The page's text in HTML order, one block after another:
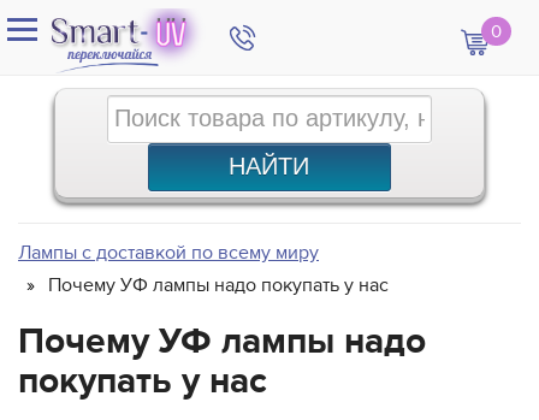
0
Лампы с доставкой по всему миру
Почему УФ лампы надо покупать у нас
Почему УФ лампы надо
покупать у нас